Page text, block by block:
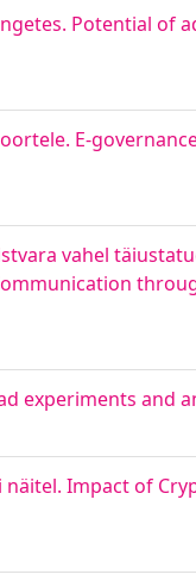
Potential of
E-
vahel
experiments and
Impact of